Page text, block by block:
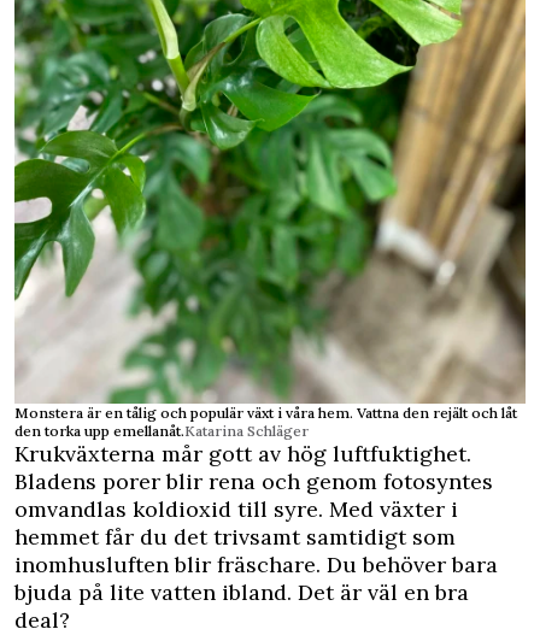
Monstera är en tålig och populär växt i våra hem. Vattna den rejält och låt
den torka upp emellanåt.Katarina Schläger
Krukväxterna mår gott av hög luftfuktighet.
Bladens porer blir rena och genom fotosyntes
omvandlas koldioxid till syre. Med växter i
hemmet får du det trivsamt samtidigt som
inomhusluften blir fräschare. Du behöver bara
bjuda på lite vatten ibland. Det är väl en bra
deal?